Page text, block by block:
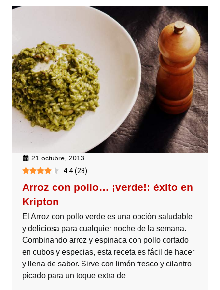
21 octubre, 2013
4.4 (28)
Arroz con pollo… ¡verde!: éxito en
Kripton
El Arroz con pollo verde es una opción saludable
y deliciosa para cualquier noche de la semana.
Combinando arroz y espinaca con pollo cortado
en cubos y especias, esta receta es fácil de hacer
y llena de sabor. Sirve con limón fresco y cilantro
picado para un toque extra de